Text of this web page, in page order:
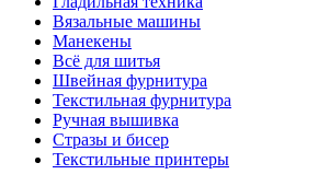
Вязальные машины
Манекены
Всё для шитья
Швейная фурнитура
Текстильная фурнитура
Ручная вышивка
Стразы и бисер
Текстильные принтеры